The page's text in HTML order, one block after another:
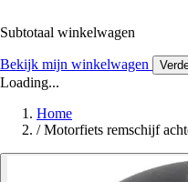
Subtotaal winkelwagen
Bekijk mijn winkelwagen
Loading...
Home
/ Motorfiets remschijf